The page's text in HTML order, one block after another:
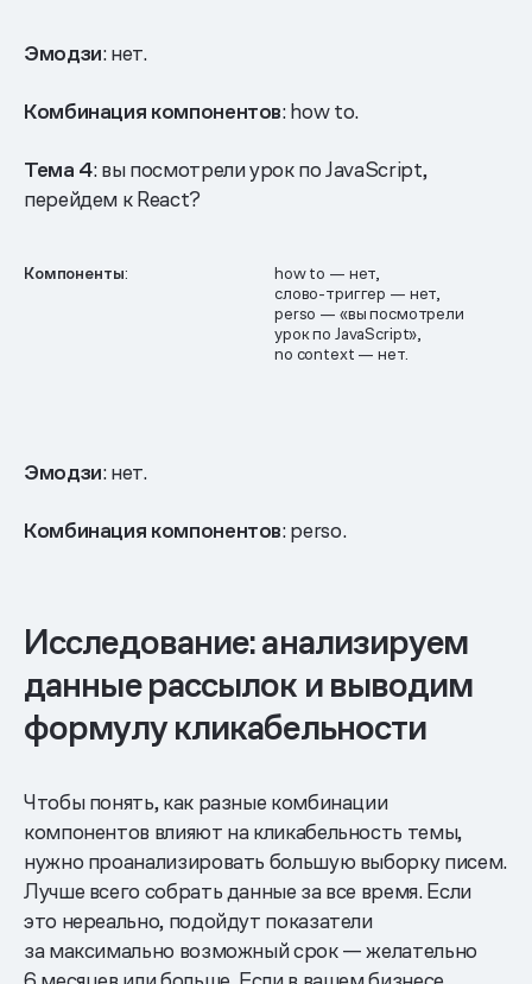
Эмодзи: нет.
Комбинация компонентов: how to.
Тема 4: вы посмотрели урок по JavaScript,
перейдем к React?
Компоненты:
how to — нет,
слово-триггер — нет,
perso — «вы посмотрели
урок по JavaScript»,
no context — нет.
Эмодзи: нет.
Комбинация компонентов: perso.
Исследование: анализируем
данные рассылок и выводим
формулу кликабельности
Чтобы понять, как разные комбинации
компонентов влияют на кликабельность темы,
нужно проанализировать большую выборку писем.
Лучше всего собрать данные за все время. Если
это нереально, подойдут показатели
за максимально возможный срок — желательно